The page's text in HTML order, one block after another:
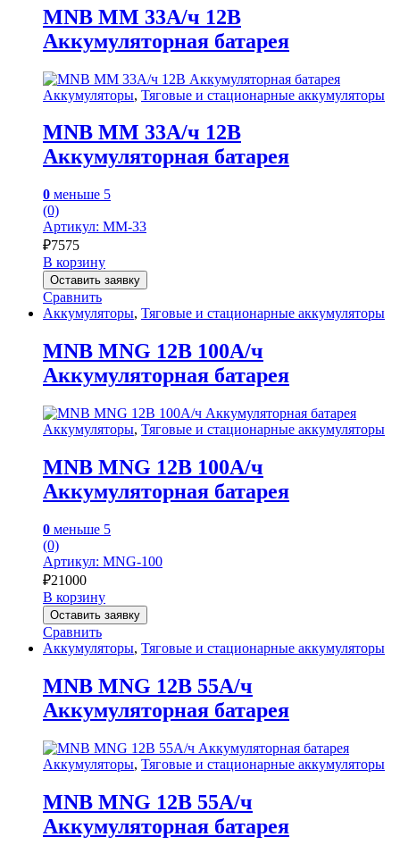
MNB MM 33А/ч 12В
Аккумуляторная батарея
Аккумуляторы, Тяговые и стационарные аккумуляторы
MNB MM 33А/ч 12В
Аккумуляторная батарея
0 меньше 5
(0)
Артикул: MM-33
₽7575
В корзину
Оставить заявку
Сравнить
Аккумуляторы, Тяговые и стационарные аккумуляторы
MNB MNG 12В 100А/ч
Аккумуляторная батарея
Аккумуляторы, Тяговые и стационарные аккумуляторы
MNB MNG 12В 100А/ч
Аккумуляторная батарея
0 меньше 5
(0)
Артикул: MNG-100
₽21000
В корзину
Оставить заявку
Сравнить
Аккумуляторы, Тяговые и стационарные аккумуляторы
MNB MNG 12В 55А/ч
Аккумуляторная батарея
Аккумуляторы, Тяговые и стационарные аккумуляторы
MNB MNG 12В 55А/ч
Аккумуляторная батарея